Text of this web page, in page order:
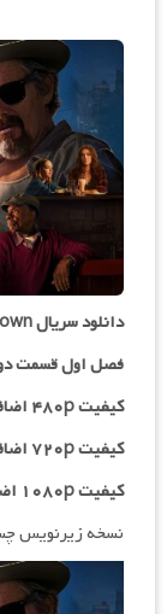
دانلود سریال The Lowdown با لینک مستقیم
فصل اول قسمت
کیفیت ۴۸۰p اضافه شد
کیفیت ۷۲۰p
کیفیت ۱۰۸۰p اضافه شد
نسخه زیرنویس